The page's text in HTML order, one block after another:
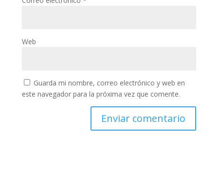
Web
Guarda mi nombre, correo electrónico y web en
este navegador para la próxima vez que comente.